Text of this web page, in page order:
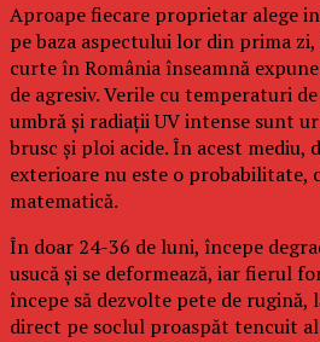
Aproape fiecare proprietar alege
pe baza aspectului lor din prima
curte în România înseamnă
de agresiv. Verile cu temperaturi
umbră și radiații UV intense sunt
brusc și ploi acide. În acest mediu,
exterioare nu este o probabilitate,
matematică.
În doar 24-36 de luni, începe
usucă și se deformează, iar fierul
începe să dezvolte pete de rugină,
direct pe soclul proaspăt tencuit